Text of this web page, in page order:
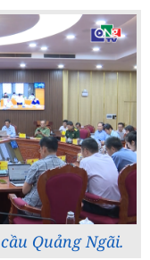
Quảng Ngãi.